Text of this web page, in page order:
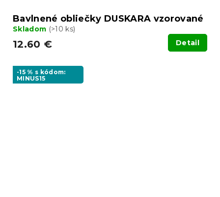
Bavlnené obliečky DUSKARA vzorované
Skladom (>10 ks)
12.60 € Detail
-15 % s kódom:
MINUS15